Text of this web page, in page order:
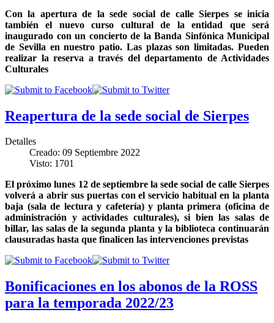
Con la apertura de la sede social de calle Sierpes se inicia
también el nuevo curso cultural de la entidad que será
inaugurado con un concierto de la Banda Sinfónica Municipal
de Sevilla en nuestro patio. Las plazas son limitadas. Pueden
realizar la reserva a través del departamento de Actividades
Culturales
Reapertura de la sede social de Sierpes
Detalles
Creado: 09 Septiembre 2022
Visto: 1701
El próximo lunes 12 de septiembre la sede social de calle Sierpes
volverá a abrir sus puertas con el servicio habitual en la planta
baja (sala de lectura y cafetería) y planta primera (oficina de
administración y actividades culturales), si bien las salas de
billar, las salas de la segunda planta y la biblioteca continuarán
clausuradas hasta que finalicen las intervenciones previstas
Bonificaciones en los abonos de la ROSS
para la temporada 2022/23